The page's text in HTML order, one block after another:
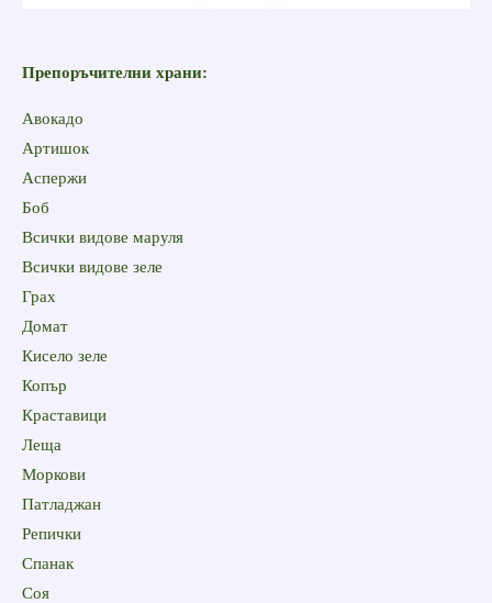
Препоръчителни храни:
Aвокадо
Артишок
Аспержи
Боб
Всички видове маруля
Всички видове зеле
Грах
Домат
Кисело зеле
Копър
Краставици
Леща
Моркови
Патладжан
Репички
Спанак
Соя